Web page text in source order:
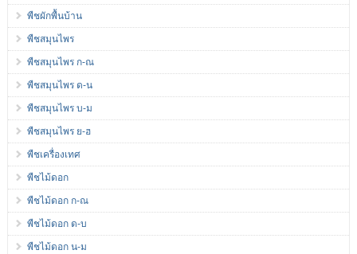
พืชผักพื้นบ้าน
พืชสมุนไพร
พืชสมุนไพร ก-ณ
พืชสมุนไพร ด-น
พืชสมุนไพร บ-ม
พืชสมุนไพร ย-ฮ
พืชเครื่องเทศ
พืชไม้ดอก
พืชไม้ดอก ก-ณ
พืชไม้ดอก ด-บ
พืชไม้ดอก น-ม